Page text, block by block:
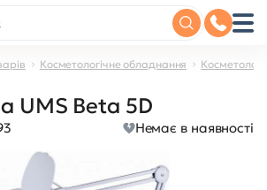
Косметологічне обладнання
UMS Beta 5D
Немає в наявності